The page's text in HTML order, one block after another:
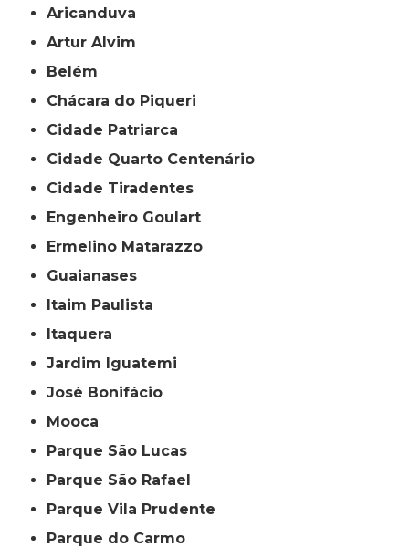
Aricanduva
Artur Alvim
Belém
Chácara do Piqueri
Cidade Patriarca
Cidade Quarto Centenário
Cidade Tiradentes
Engenheiro Goulart
Ermelino Matarazzo
Guaianases
Itaim Paulista
Itaquera
Jardim Iguatemi
José Bonifácio
Mooca
Parque São Lucas
Parque São Rafael
Parque Vila Prudente
Parque do Carmo